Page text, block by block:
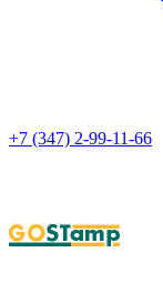
+7 (347) 2-99-11-66